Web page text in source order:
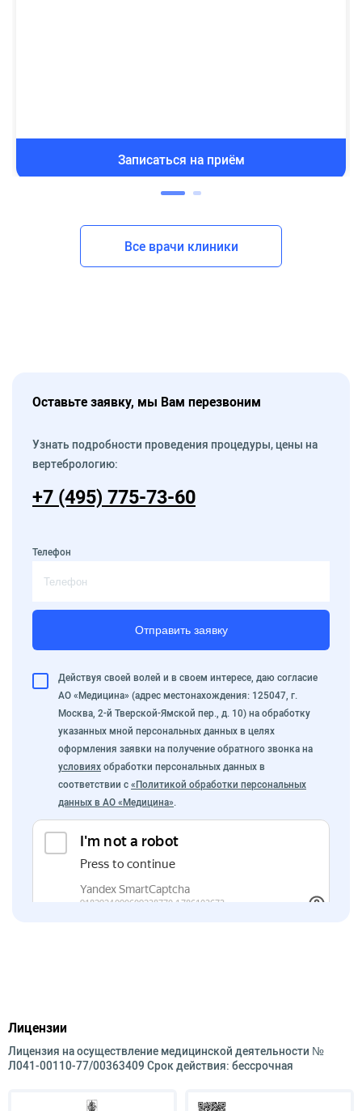
Записаться на приём
Все врачи клиники
Оставьте заявку, мы Вам перезвоним
Узнать подробности проведения процедуры, цены на
вертебрологию:
+7 (495) 775-73-60
Телефон
Отправить заявку
Действуя своей волей и в своем интересе, даю согласие
АО «Медицина» (адрес местонахождения: 125047, г.
Москва, 2-й Тверской-Ямской пер., д. 10) на обработку
указанных мной персональных данных в целях
оформления заявки на получение обратного звонка на
условиях обработки персональных данных в
соответствии с «Политикой обработки персональных
данных в АО «Медицина».
Лицензии
Лицензия на осуществление медицинской деятельности №
Л041-00110-77/00363409 Срок действия: бессрочная